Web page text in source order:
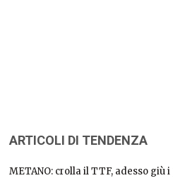
ARTICOLI DI TENDENZA
METANO: crolla il TTF, adesso giù i